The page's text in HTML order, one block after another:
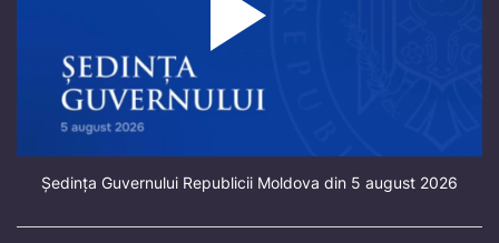
Ședința Guvernului Republicii Moldova din 5 august 2026